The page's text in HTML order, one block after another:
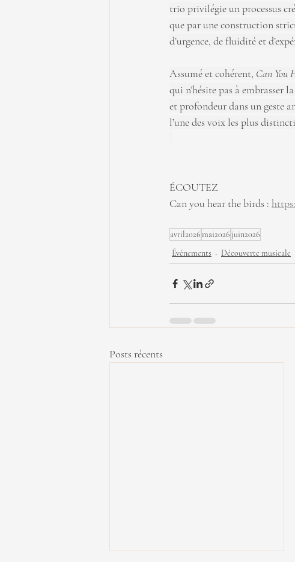
trio privilégie un processus
que par une construction
d’urgence, de fluidité et
Assumé et cohérent, Can You
qui n’hésite pas à embrasser
et profondeur dans un geste
l’une des voix les plus
ÉCOUTEZ
Can you hear the birds :
avril2026mai2026juin2026
Événements
Découverte musicale
Posts récents